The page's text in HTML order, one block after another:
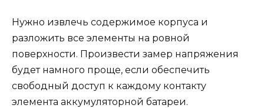
Нужно извлечь содержимое корпуса и
разложить все элементы на ровной
поверхности. Произвести замер напряжения
будет намного проще, если обеспечить
свободный доступ к каждому контакту
элемента аккумуляторной батареи.